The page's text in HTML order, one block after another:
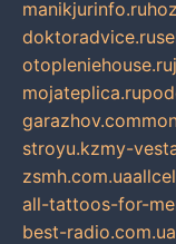
manikjurinfo.ru
doktoradvice.ru
otopleniehouse.ru
mojateplica.ru
garazhov.com
stroyu.kzmy-
zsmh.com.ua
all-tattoos-for-
best-radio.com.ua